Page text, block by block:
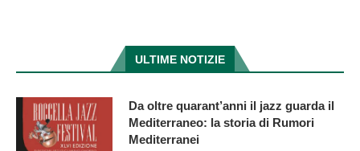
ULTIME NOTIZIE
Da oltre quarant’anni il jazz guarda il
Mediterraneo: la storia di Rumori
Mediterranei